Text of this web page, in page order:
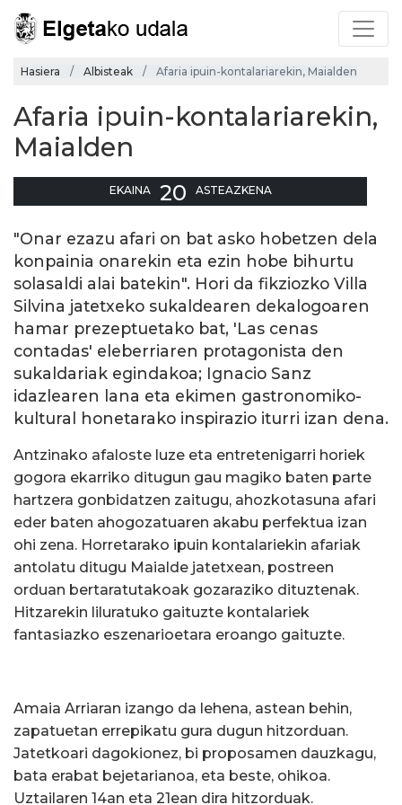
Hasiera Albisteak Afaria ipuin-kontalariarekin, Maialden
Afaria ipuin-kontalariarekin,
Maialden
EKAINA 20 ASTEAZKENA
"Onar ezazu afari on bat asko hobetzen dela
konpainia onarekin eta ezin hobe bihurtu
solasaldi alai batekin". Hori da fikziozko Villa
Silvina jatetxeko sukaldearen dekalogoaren
hamar prezeptuetako bat, 'Las cenas
contadas' eleberriaren protagonista den
sukaldariak egindakoa; Ignacio Sanz
idazlearen lana eta ekimen gastronomiko-
kultural honetarako inspirazio iturri izan dena.
Antzinako afaloste luze eta entretenigarri horiek
gogora ekarriko ditugun gau magiko baten parte
hartzera gonbidatzen zaitugu, ahozkotasuna afari
eder baten ahogozatuaren akabu perfektua izan
ohi zena. Horretarako ipuin kontalariekin afariak
antolatu ditugu Maialde jatetxean, postreen
orduan bertaratutakoak gozaraziko dituztenak.
Hitzarekin liluratuko gaituzte kontalariek
fantasiazko eszenarioetara eroango gaituzte.
Amaia Arriaran izango da lehena, astean behin,
zapatuetan errepikatu gura dugun hitzorduan.
Jatetkoari dagokionez, bi proposamen dauzkagu,
bata erabat bejetarianoa, eta beste, ohikoa.
Uztailaren 14an eta 21ean dira hitzorduak.